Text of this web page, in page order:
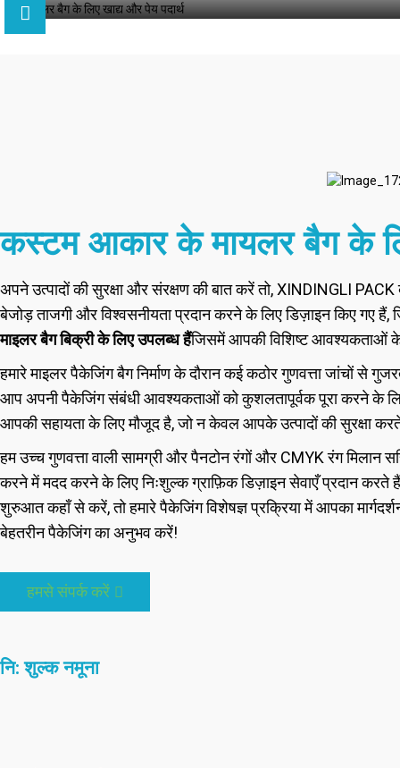
कस्टम आकार के मायलर बैग के
अपने उत्पादों की सुरक्षा और संरक्षण की बात करें तो, XINDINGLI
बेजोड़ ताजगी और विश्वसनीयता प्रदान करने के लिए डिज़ाइन किए
माइलर बैग बिक्री के लिए उपलब्ध हैंजिसमें आपकी विशिष्ट आवश्यकताओं
हमारे माइलर पैकेजिंग बैग निर्माण के दौरान कई कठोर गुणवत्ता जांचों से
आप अपनी पैकेजिंग संबंधी आवश्यकताओं को कुशलतापूर्वक पूरा करने के
आपकी सहायता के लिए मौजूद है, जो न केवल आपके उत्पादों की सुरक्षा
हम उच्च गुणवत्ता वाली सामग्री और पैनटोन रंगों और CMYK रंग मिलान
करने में मदद करने के लिए निःशुल्क ग्राफ़िक डिज़ाइन सेवाएँ प्रदान करते
शुरुआत कहाँ से करें, तो हमारे पैकेजिंग विशेषज्ञ प्रक्रिया में आपका
बेहतरीन पैकेजिंग का अनुभव करें!
हमसे संपर्क करें
नि: शुल्क नमूना